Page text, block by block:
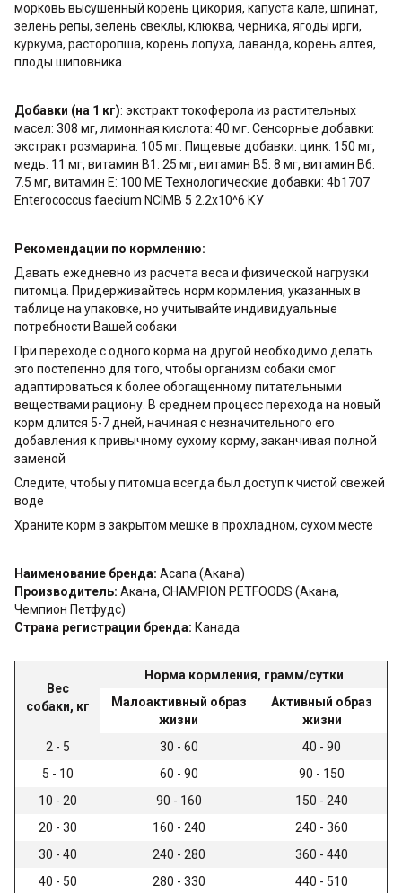
морковь высушенный корень цикория, капуста кале, шпинат,
зелень репы, зелень свеклы, клюква, черника, ягоды ирги,
куркума, расторопша, корень лопуха, лаванда, корень алтея,
плоды шиповника.
Добавки (на 1 кг): экстракт токоферола из растительных
масел: 308 мг, лимонная кислота: 40 мг. Сенсорные добавки:
экстракт розмарина: 105 мг. Пищевые добавки: цинк: 150 мг,
медь: 11 мг, витамин B1: 25 мг, витамин B5: 8 мг, витамин B6:
7.5 мг, витамин E: 100 МЕ Технологические добавки: 4b1707
Enterococcus faecium NCIMB 5 2.2x10^6 КУ
Рекомендации по кормлению:
Давать ежедневно из расчета веса и физической нагрузки
питомца. Придерживайтесь норм кормления, указанных в
таблице на упаковке, но учитывайте индивидуальные
потребности Вашей собаки
При переходе с одного корма на другой необходимо делать
это постепенно для того, чтобы организм собаки смог
адаптироваться к более обогащенному питательными
веществами рациону. В среднем процесс перехода на новый
корм длится 5-7 дней, начиная с незначительного его
добавления к привычному сухому корму, заканчивая полной
заменой
Следите, чтобы у питомца всегда был доступ к чистой свежей
воде
Храните корм в закрытом мешке в прохладном, сухом месте
Наименование бренда: Acana (Акана)
Производитель: Акана, CHAMPION PETFOODS (Акана,
Чемпион Петфудс)
Страна регистрации бренда: Канада
Вес
собаки, кг
Норма кормления, грамм/сутки
Малоактивный образ
жизни
Активный образ
жизни
2 - 5
30 - 60
40 - 90
5 - 10
60 - 90
90 - 150
10 - 20
90 - 160
150 - 240
20 - 30
160 - 240
240 - 360
30 - 40
240 - 280
360 - 440
40 - 50
280 - 330
440 - 510